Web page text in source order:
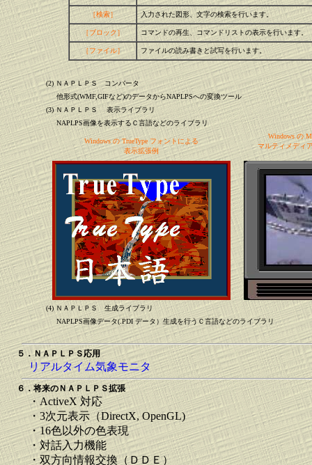
［検索］ 入力された図形、文字の検索を行います。
［ブロック］ コマンドの再生、コマンドリストの表示を行います。
［ファイル］ ファイルの読み書きと試写を行います。
(2) ＮＡＰＬＰＳ コンバータ
他形式(WMF,GIFなど)のデータからNAPLPSへの変換ツール
(3) ＮＡＰＬＰＳ 表示ライブラリ
NAPLPS画像を表示するＣ言語などのライブラリ
Windows の TrueType フォントによる
表示拡張例
Windows の
マルティメディ
(4) ＮＡＰＬＰＳ 生成ライブラリ
NAPLPS画像データ(.PDI データ）生成を行うＣ言語などのライブラリ
５．ＮＡＰＬＰＳ応用
リアルタイム気象モニタ
６．将来のＮＡＰＬＰＳ拡張
・ActiveX 対応
・3次元表示（DirectX, OpenGL)
・16色以外の色表現
・対話入力機能
・双方向情報交換（ＤＤＥ）